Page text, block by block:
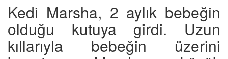
Kedi Marsha, 2 aylık bebeğin
olduğu kutuya girdi. Uzun
kıllarıyla bebeğin üzerini